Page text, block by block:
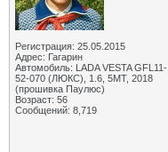
Регистрация: 25.05.2015
Адрес: Гагарин
Автомобиль: LADA VESTA GFL11-
52-070 (ЛЮКС), 1.6, 5МТ, 2018
(прошивка Паулюс)
Возраст: 56
Сообщений: 8,719